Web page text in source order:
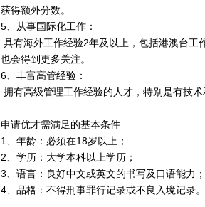
获得额外分数。
5、从事国际化工作：
具有海外工作经验2年及以上，包括港澳台工
也会得到更多关注。
6、丰富高管经验：
拥有高级管理工作经验的人才，特别是有技
申请优才需满足的基本条件
1、年龄：必须在18岁以上；
2、学历：大学本科以上学历；
3、语言：良好中文或英文的书写及口语能力；
4、品格：不得刑事罪行记录或不良入境记录。